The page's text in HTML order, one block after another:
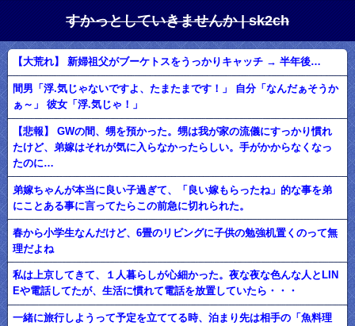
すかっとしていきませんか | sk2ch
【大荒れ】 新婦祖父がブーケトスをうっかりキャッチ → 半年後…
間男「浮.気じゃないですよ、たまたまです！」 自分「なんだぁそうか
ぁ～」 彼女「浮.気じゃ！」
【悲報】 GWの間、甥を預かった。甥は我が家の流儀にすっかり慣れ
たけど、弟嫁はそれが気に入らなかったらしい。手がかからなくなっ
たのに…
弟嫁ちゃんが本当に良い子過ぎて、「良い嫁もらったね」的な事を弟
にことある事に言ってたらこの前急に切れられた。
春から小学生なんだけど、6畳のリビングに子供の勉強机置くのって無
理だよね
私は上京してきて、１人暮らしが心細かった。夜な夜な色んな人とLIN
Eや電話してたが、生活に慣れて電話を放置していたら・・・
一緒に旅行しようって予定を立ててる時、泊まり先は相手の「魚料理